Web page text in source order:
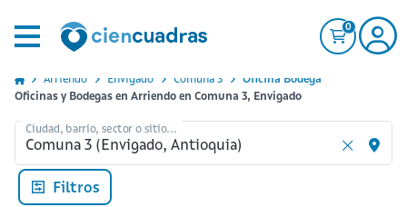
0
Arriendo Envigado Comuna 3
Oficina Bodega
Oficinas y Bodegas en Arriendo en Comuna 3, Envigado
Ciudad, barrio, sector o sitio...
Filtros